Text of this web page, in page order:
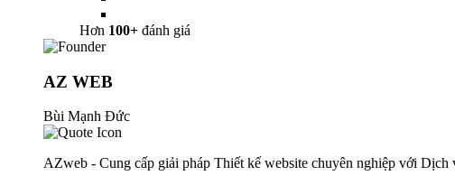
Hơn 100+ đánh giá
AZ WEB
Bùi Mạnh Đức
AZweb - Cung cấp giải pháp Thiết kế website chuyên nghiệp với